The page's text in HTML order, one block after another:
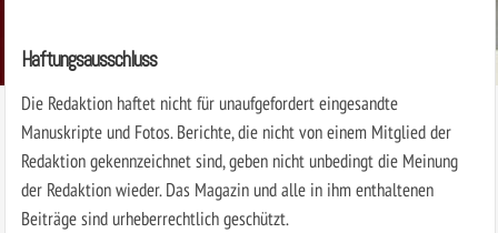
Haftungsausschluss
Die Redaktion haftet nicht für unaufgefordert eingesandte
Manuskripte und Fotos. Berichte, die nicht von einem Mitglied der
Redaktion gekennzeichnet sind, geben nicht unbedingt die Meinung
der Redaktion wieder. Das Magazin und alle in ihm enthaltenen
Beiträge sind urheberrechtlich geschützt.